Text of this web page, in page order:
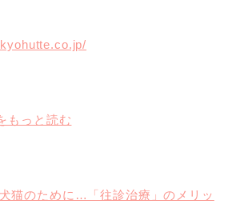
もっと読む
猫のために…「往診治療」のメリッ